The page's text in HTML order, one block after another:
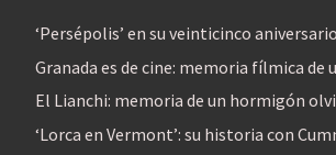
‘Persépolis’ en su veinticinco aniversario
Granada es de cine: memoria fílmica de
El Lianchi: memoria de un hormigón
‘Lorca en Vermont’: su historia con